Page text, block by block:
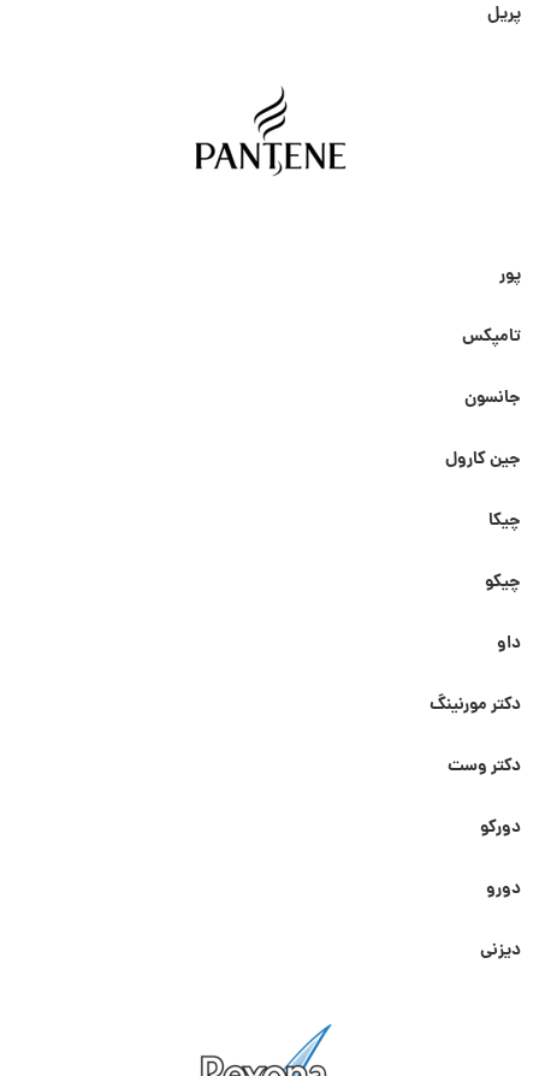
پریل
پور
تامپکس
جانسون
جین کارول
چیکا
چیکو
داو
دکتر مورنینگ
دکتر وست
دورکو
دورو
دیزنی